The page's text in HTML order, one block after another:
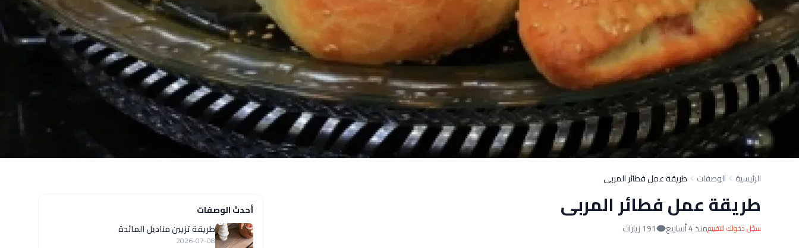
الرئيسية الوصفات طريقة عمل فطائر المربى
طريقة عمل فطائر المربى
سجّل دخولك للتقييممنذ 4 أسابيع 191 زيارات
أحدث الوصفات
طريقة تزيين مناديل المائدة
2026-07-08